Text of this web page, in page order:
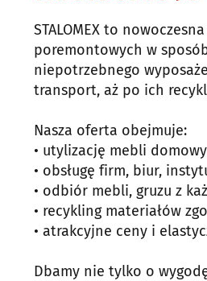
STALOMEX to
poremontowych w
niepotrzebnego
transport, aż po ich
Nasza oferta obejmuje:
• utylizację mebli
• obsługę firm, biur,
• odbiór mebli, gruzu z
• recykling materiałów
• atrakcyjne ceny i
Dbamy nie tylko o